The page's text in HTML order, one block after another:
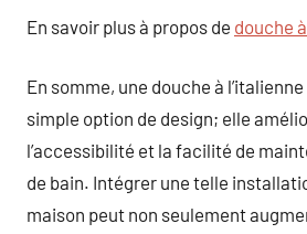
En savoir plus à propos de douche
En somme, une douche à
simple option de design; elle
l’accessibilité et la facilité de
de bain. Intégrer une telle
maison peut non seulement